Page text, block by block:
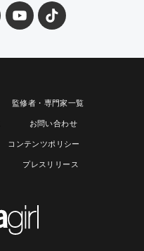
監修者・専門家一覧
お問い合わせ
コンテンツポリシー
プレスリリース